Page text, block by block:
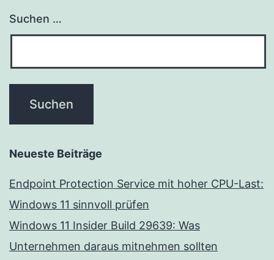
Suchen …
Neueste Beiträge
Endpoint Protection Service mit hoher CPU-Last:
Windows 11 sinnvoll prüfen
Windows 11 Insider Build 29639: Was
Unternehmen daraus mitnehmen sollten